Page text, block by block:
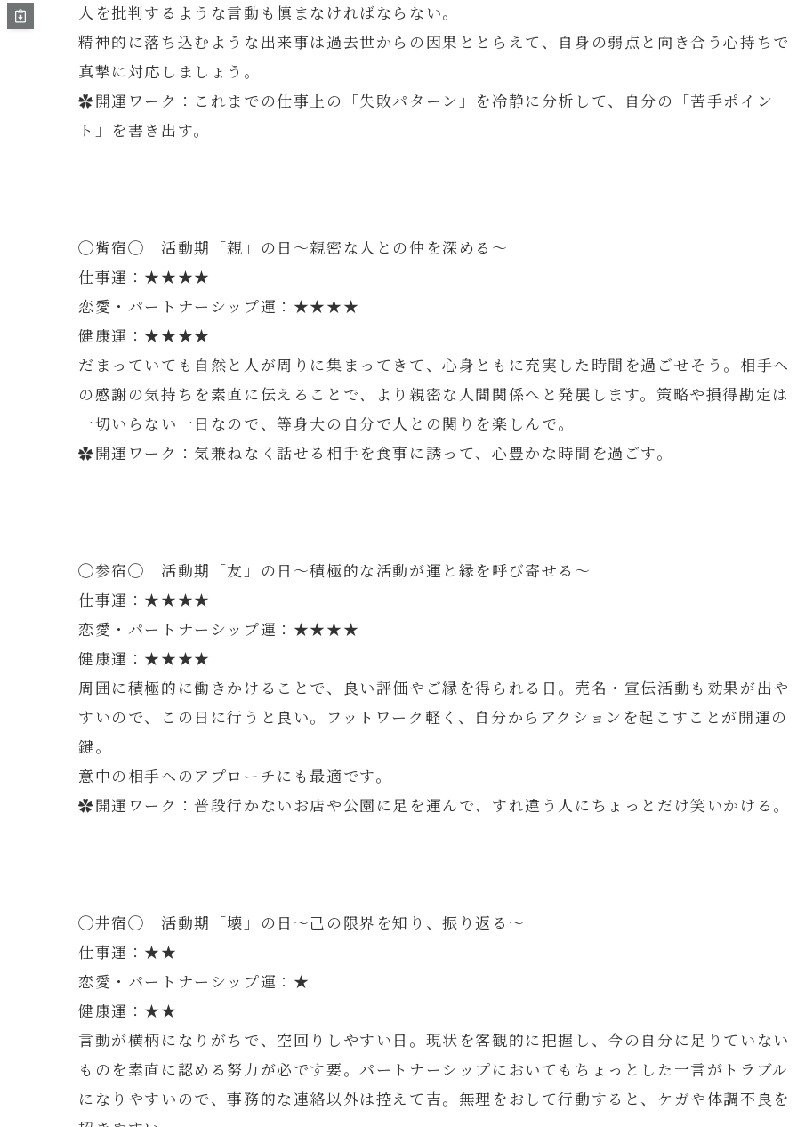
人を批判するような言動も慎まなければならない。
精神的に落ち込むような出来事は過去世からの因果ととらえて、自身の弱点と向き合う心持ちで
真摯に対応しましょう。
✿開運ワーク：これまでの仕事上の「失敗パターン」を冷静に分析して、自分の「苦手ポイン
ト」を書き出す。
◯觜宿◯ 活動期「親」の日～親密な人との仲を深める～
仕事運：★★★★
恋愛・パートナーシップ運：★★★★
健康運：★★★★
だまっていても自然と人が周りに集まってきて、心身ともに充実した時間を過ごせそう。相手へ
の感謝の気持ちを素直に伝えることで、より親密な人間関係へと発展します。策略や損得勘定は
一切いらない一日なので、等身大の自分で人との関りを楽しんで。
✿開運ワーク：気兼ねなく話せる相手を食事に誘って、心豊かな時間を過ごす。
◯参宿◯ 活動期「友」の日～積極的な活動が運と縁を呼び寄せる～
仕事運：★★★★
恋愛・パートナーシップ運：★★★★
健康運：★★★★
周囲に積極的に働きかけることで、良い評価やご縁を得られる日。売名・宣伝活動も効果が出や
すいので、この日に行うと良い。フットワーク軽く、自分からアクションを起こすことが開運の
鍵。
意中の相手へのアプローチにも最適です。
✿開運ワーク：普段行かないお店や公園に足を運んで、すれ違う人にちょっとだけ笑いかける。
◯井宿◯ 活動期「壊」の日～己の限界を知り、振り返る～
仕事運：★★
恋愛・パートナーシップ運：★
健康運：★★
言動が横柄になりがちで、空回りしやすい日。現状を客観的に把握し、今の自分に足りていない
ものを素直に認める努力が必です要。パートナーシップにおいてもちょっとした一言がトラブル
になりやすいので、事務的な連絡以外は控えて吉。無理をおして行動すると、ケガや体調不良を